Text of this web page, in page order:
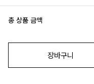
총 상품 금액
장바구니